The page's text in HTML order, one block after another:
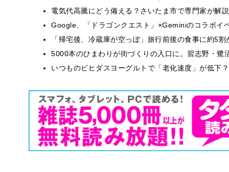
電気代高騰にどう備える？さいたま市で専門家が解
Google、「ドラゴンクエスト」×Geminiのコラボイ
「帰宅後、冷蔵庫が空っぽ」旅行前後の食事に約5
5000本のひまわりが街づくりの入口に。習志野・
いつものビヒダスヨーグルトで「老化速度」が低